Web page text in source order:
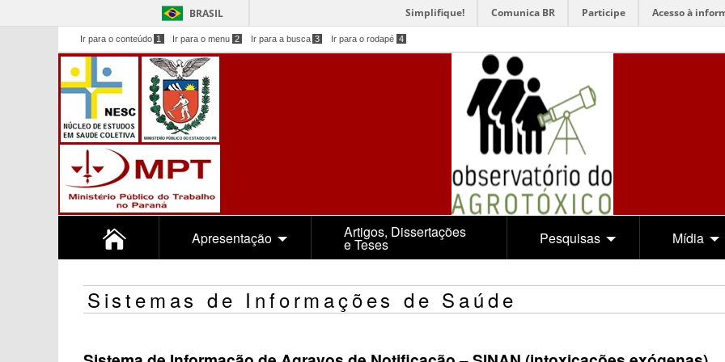
BRASIL Simplifique! Comunica BR Participe Acesso à
Ir para o conteúdo 1 Ir para o menu 2 Ir para a busca 3 Ir para o rodapé 4
Apresentação Artigos, Dissertações
e Teses Pesquisas Mídia
Sistemas de Informações de Saúde